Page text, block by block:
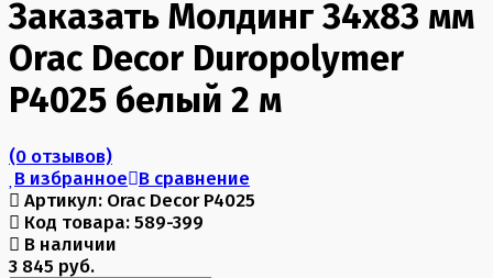
Заказать Молдинг 34х83 мм
Orac Decor Duropolymer
P4025 белый 2 м
(0 отзывов)
В избранное В сравнение
Артикул: Orac Decor P4025
Код товара: 589-399
В наличии
3 845 руб.